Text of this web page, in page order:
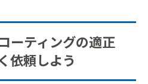
ーティングの適正
依頼しよう